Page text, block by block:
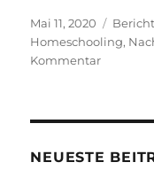
Veröffentlicht
am
Mai 11, 2020 Bericht
Homeschooling,
Kommentarzu
NEUESTE